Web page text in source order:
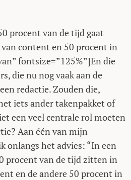
procent van de tijd gaat
content en 50 procent in
fontsize=”125%”]En die
die nu nog vaak aan de
redactie. Zouden die,
iets ander takenpakket of
een veel centrale rol moeten
Aan één van mijn
onlangs het advies: “In een
procent van de tijd zitten in
en de andere 50 procent in